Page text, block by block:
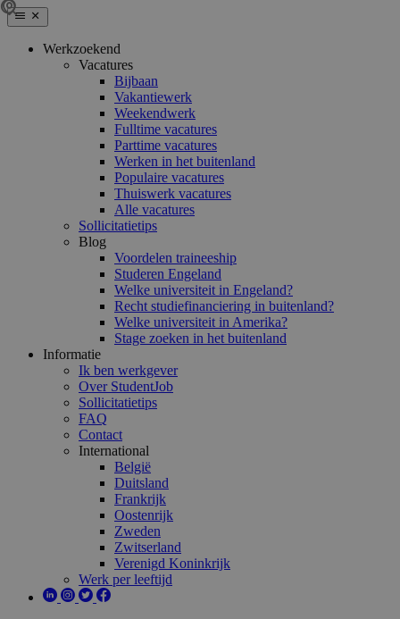
Werkzoekend
Vacatures
Bijbaan
Vakantiewerk
Weekendwerk
Fulltime vacatures
Parttime vacatures
Werken in het buitenland
Populaire vacatures
Thuiswerk vacatures
Alle vacatures
Sollicitatietips
Blog
Voordelen traineeship
Studeren Engeland
Welke universiteit in Engeland?
Recht studiefinanciering in buitenland?
Welke universiteit in Amerika?
Stage zoeken in het buitenland
Informatie
Ik ben werkgever
Over StudentJob
Sollicitatietips
FAQ
Contact
International
België
Duitsland
Frankrijk
Oostenrijk
Zweden
Zwitserland
Verenigd Koninkrijk
Werk per leeftijd